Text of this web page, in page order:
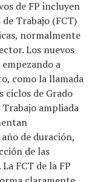
de FP incluyen
Trabajo (FCT)
normalmente
Los nuevos
a
como la llamada
ciclos de Grado
ampliada
de duración,
de las
FCT de la FP